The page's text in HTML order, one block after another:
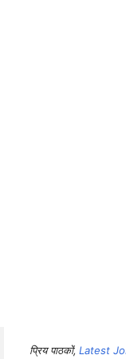
प्रिय पाठकों, Latest